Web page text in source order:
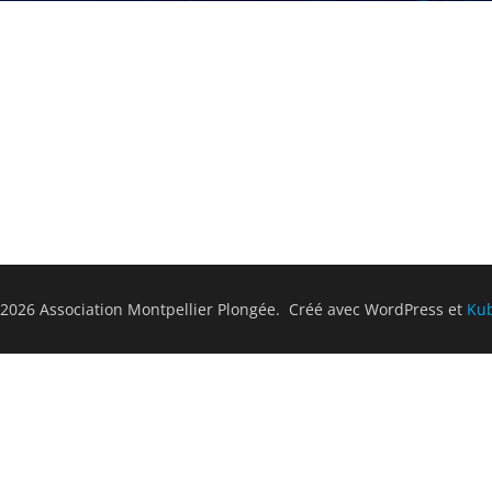
Association Montpellier Plongée. Créé avec WordPress et